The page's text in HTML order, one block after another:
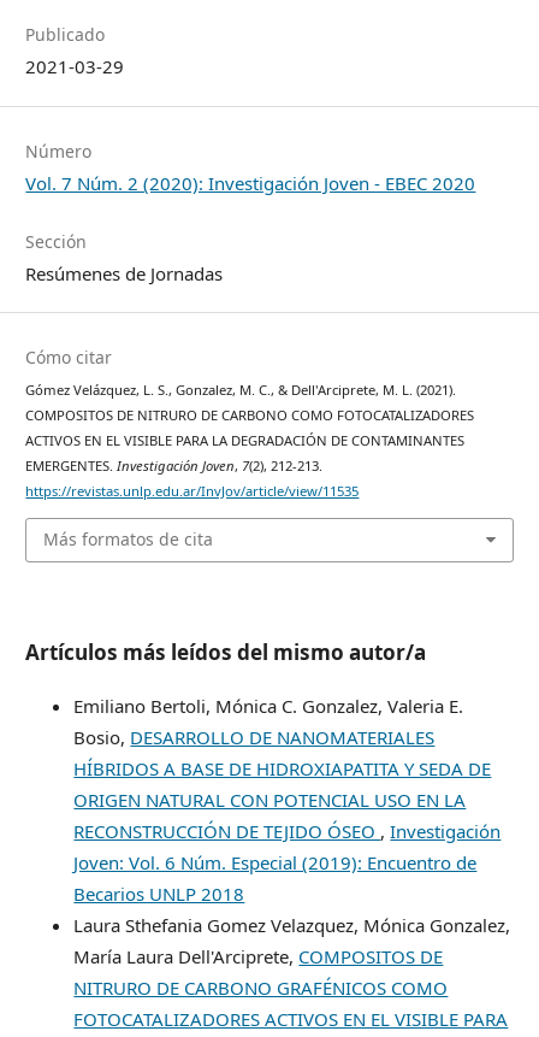
Publicado
2021-03-29
Número
Vol. 7 Núm. 2 (2020): Investigación Joven - EBEC 2020
Sección
Resúmenes de Jornadas
Cómo citar
Gómez Velázquez, L. S., Gonzalez, M. C., & Dell'Arciprete, M. L. (2021).
COMPOSITOS DE NITRURO DE CARBONO COMO FOTOCATALIZADORES
ACTIVOS EN EL VISIBLE PARA LA DEGRADACIÓN DE CONTAMINANTES
EMERGENTES.Investigación Joven, 7(2), 212-213.
https://revistas.unlp.edu.ar/InvJov/article/view/11535
Más formatos de cita
Artículos más leídos del mismo autor/a
Emiliano Bertoli, Mónica C. Gonzalez, Valeria E.
Bosio, DESARROLLO DE NANOMATERIALES
HÍBRIDOS A BASE DE HIDROXIAPATITA Y SEDA DE
ORIGEN NATURAL CON POTENCIAL USO EN LA
RECONSTRUCCIÓN DE TEJIDO ÓSEO ,Investigación
Joven: Vol. 6 Núm. Especial (2019): Encuentro de
Becarios UNLP 2018
Laura Sthefania Gomez Velazquez, Mónica Gonzalez,
María Laura Dell'Arciprete, COMPOSITOS DE
NITRURO DE CARBONO GRAFÉNICOS COMO
FOTOCATALIZADORES ACTIVOS EN EL VISIBLE PARA